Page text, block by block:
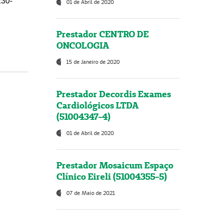
01 de Abril de 2020
Prestador CENTRO DE
ONCOLOGIA
15 de Janeiro de 2020
Prestador Decordis Exames
Cardiológicos LTDA
(51004347-4)
01 de Abril de 2020
Prestador Mosaicum Espaço
Clínico Eireli (51004355-5)
07 de Maio de 2021